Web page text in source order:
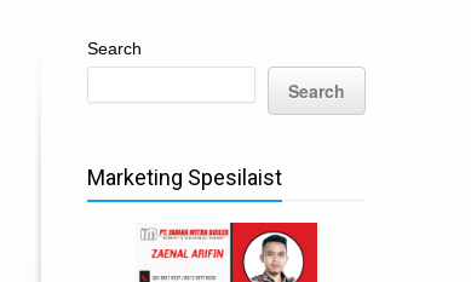
Search
Search
Marketing Spesilaist